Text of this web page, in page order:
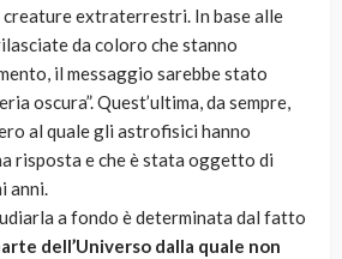
creature extraterrestri. In base alle
da coloro che stanno
il messaggio sarebbe stato
oscura”. Quest’ultima, da sempre,
al quale gli astrofisici hanno
risposta e che è stata oggetto di
anni.
a fondo è determinata dal fatto
dell’Universo dalla quale non